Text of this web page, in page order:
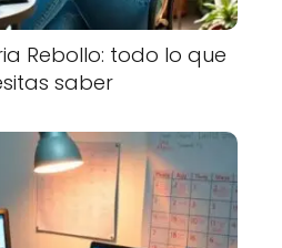
Rebollo: todo lo que
saber